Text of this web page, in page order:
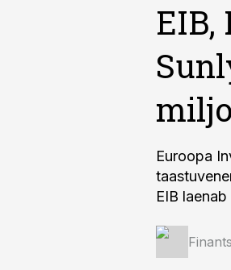
EIB,
Euroopa
EIB